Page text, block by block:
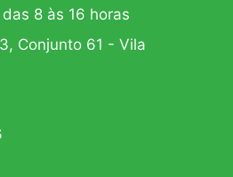
8 às 16 horas
Conjunto 61 - Vila